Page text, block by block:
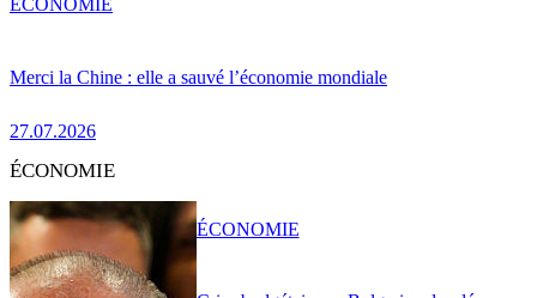
Merci la Chine : elle a sauvé l’économie mondiale
27.07.2026
ÉCONOMIE
ÉCONOMIE